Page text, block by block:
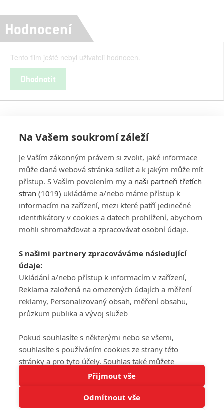
Tato stránka používá soubory cookies.
Rozumím
Hodnocení
Tento film ještě nebyl uživateli hodnocen.
Ohodnotit
PŘIHLÁSIT
REGISTROVAT
DISKUZE
Šéfredaktorkou webu jePetr Slavík, e-mailserialy@fandimefilmu.cz
Máte-li zájem o inzerci na našem webu napište nám na e-mail
studio@koncal.com
Ochrana osobních údajů|Zásady používání cookies |Pravidla webu
Upravit nastavení soukromí
© 2016 – 2026 FandimeSerialum.cz / All rights reserved /
Na Vašem soukromí záleží
Je Vaším zákonným právem si zvolit, jaké informace
může daná webová stránka sdílet a k jakým může mít
přístup. S Vaším povolením my a naši partneři třetích
stran (1019) ukládáme a/nebo máme přístup k
informacím na zařízení, mezi které patří jedinečné
identifikátory v cookies a datech prohlížení, abychom
mohli shromažďovat a zpracovávat osobní údaje.
S našimi partnery zpracováváme následující
údaje:
Ukládání a/nebo přístup k informacím v zařízení,
Reklama založená na omezených údajích a měření
reklamy, Personalizovaný obsah, měření obsahu,
průzkum publika a vývoj služeb
Pokud souhlasíte s některými nebo se všemi,
souhlasíte s používáním cookies ze strany této
stránky a pro tyto účely. Souhlas také můžete
odmítnout, ale v takovém případě vám na stránce
nebudou k dispozici některé personalizované funkce.
Vaše volby souhlasu se budou vztahovat pouze na
Přijmout vše
Odmítnout vše